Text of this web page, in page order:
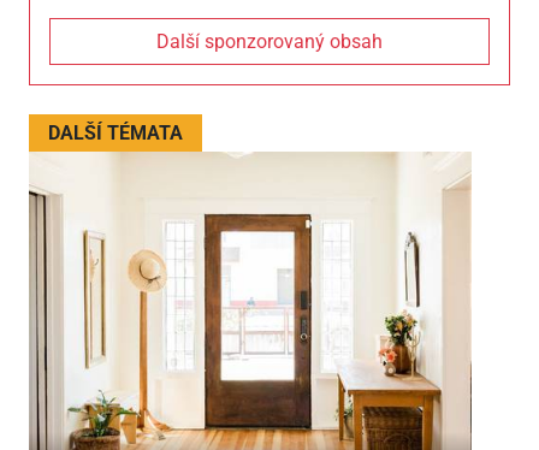
Další sponzorovaný obsah
DALŠÍ TÉMATA